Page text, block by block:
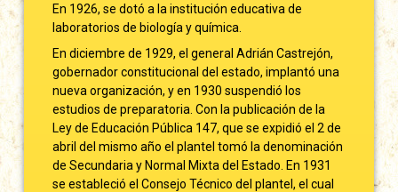
En 1926, se dotó a la institución educativa de
laboratorios de biología y química.
En diciembre de 1929, el general Adrián Castrejón,
gobernador constitucional del estado, implantó una
nueva organización, y en 1930 suspendió los
estudios de preparatoria. Con la publicación de la
Ley de Educación Pública 147, que se expidió el 2 de
abril del mismo año el plantel tomó la denominación
de Secundaria y Normal Mixta del Estado. En 1931
se estableció el Consejo Técnico del plantel, el cual